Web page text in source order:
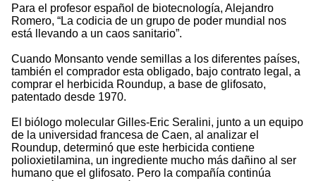
Para el profesor español de biotecnología, Alejandro
Romero, “La codicia de un grupo de poder mundial nos
está llevando a un caos sanitario”.
Cuando Monsanto vende semillas a los diferentes países,
también el comprador esta obligado, bajo contrato legal, a
comprar el herbicida Roundup, a base de glifosato,
patentado desde 1970.
El biólogo molecular Gilles-Eric Seralini, junto a un equipo
de la universidad francesa de Caen, al analizar el
Roundup, determinó que este herbicida contiene
polioxietilamina, un ingrediente mucho más dañino al ser
humano que el glifosato. Pero la compañía continúa